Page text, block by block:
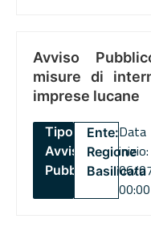
Avviso
misure di
imprese lucane
Tipo:
Avviso
Pubblico
Ente:
Regione
Basilicata
Data
inizio:
06/
00:00